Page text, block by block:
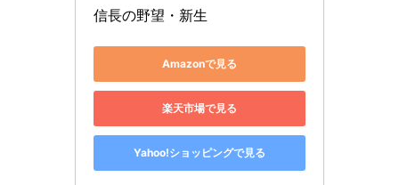
信長の野望・新生
Amazonで見る
楽天市場で見る
Yahoo!ショッピングで見る